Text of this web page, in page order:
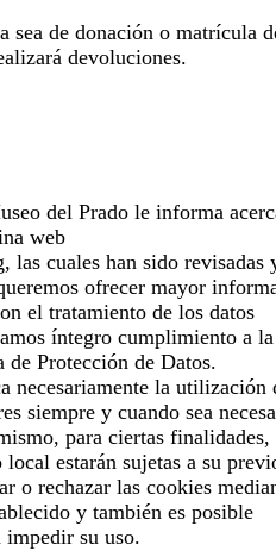
sea de donación o matrícula
devoluciones.
del Prado le informa
web
las cuales han sido revisadas
ofrecer mayor
el tratamiento de los datos
íntegro cumplimiento a la
Protección de Datos.
necesariamente la utilización
siempre y cuando sea
para ciertas finalidades,
estarán sujetas a su
o rechazar las cookies
y también es posible
impedir su uso.